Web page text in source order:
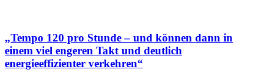
„Tempo 120 pro Stunde – und können dann in
einem viel engeren Takt und deutlich
energieeffizienter verkehren“